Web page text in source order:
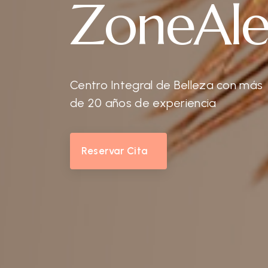
Centro Integral de Belleza con más
de 20 años de experiencia
Reservar Cita